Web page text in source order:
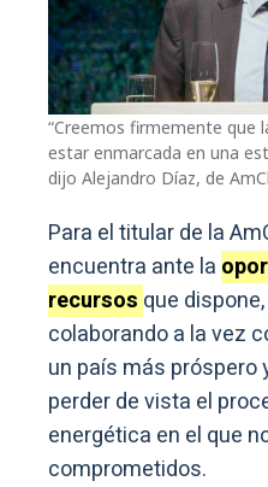
“Creemos firmemente que
estar enmarcada en una
dijo Alejandro Díaz, de
Para el titular de la
encuentra ante la
recursos que
colaborando a la vez
un país más próspero
perder de vista el
energética en el que
comprometidos.